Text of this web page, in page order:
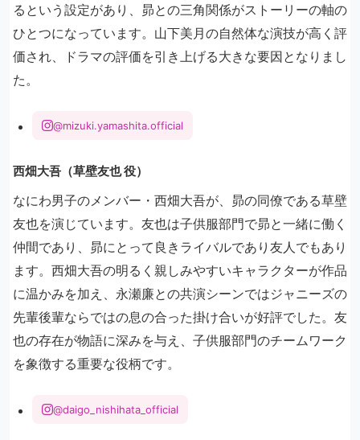
るという設定があり、昴との三角関係がストーリーの軸の
ひとつになっています。山下美月の自然体な演技が高く評
価され、ドラマの評価を引き上げる大きな要因となりまし
た。
@mizuki.yamashita.official
西畑大吾（草壁友也 役）
なにわ男子のメンバー・西畑大吾が、昴の同僚である草壁
友也を演じています。友也は子供服部門で昴と一緒に働く
仲間であり、昴にとって良きライバルであり友人でもあり
ます。西畑大吾の明るく親しみやすいキャラクターが作品
に温かみを加え、永瀬廉との共演シーンではジャニーズの
先輩後輩ならではの息の合った掛け合いが好評でした。友
也の存在が物語に深みを与え、子供服部門のチームワーク
を象徴する重要な役柄です。
@daigo_nishihata_official